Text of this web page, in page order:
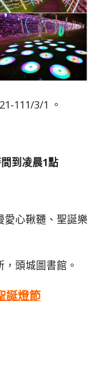
111/3/1 。
到凌晨1點
愛心鞦韆、聖誕樂
頭城圖書館。
誕燈節